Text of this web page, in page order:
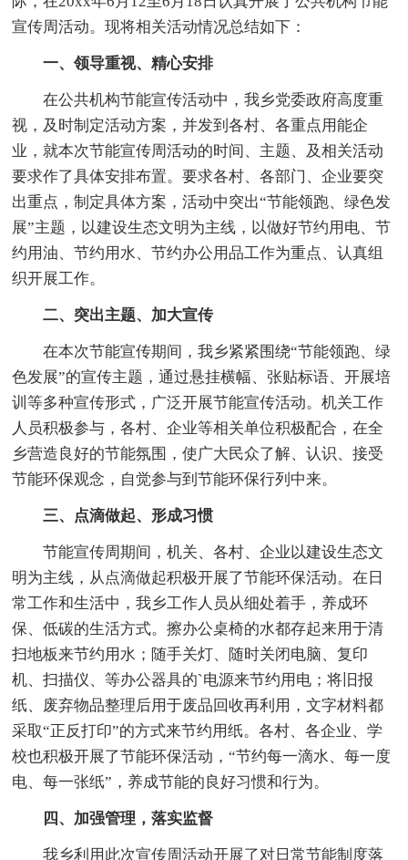
宣传周活动。现将相关活动情况总结如下：
一、领导重视、精心安排
在公共机构节能宣传活动中，我乡党委政府高度重
视，及时制定活动方案，并发到各村、各重点用能企
业，就本次节能宣传周活动的时间、主题、及相关活动
要求作了具体安排布置。要求各村、各部门、企业要突
出重点，制定具体方案，活动中突出“节能领跑、绿色发
展”主题，以建设生态文明为主线，以做好节约用电、节
约用油、节约用水、节约办公用品工作为重点、认真组
织开展工作。
二、突出主题、加大宣传
在本次节能宣传期间，我乡紧紧围绕“节能领跑、绿
色发展”的宣传主题，通过悬挂横幅、张贴标语、开展培
训等多种宣传形式，广泛开展节能宣传活动。机关工作
人员积极参与，各村、企业等相关单位积极配合，在全
乡营造良好的节能氛围，使广大民众了解、认识、接受
节能环保观念，自觉参与到节能环保行列中来。
三、点滴做起、形成习惯
节能宣传周期间，机关、各村、企业以建设生态文
明为主线，从点滴做起积极开展了节能环保活动。在日
常工作和生活中，我乡工作人员从细处着手，养成环
保、低碳的生活方式。擦办公桌椅的水都存起来用于清
扫地板来节约用水；随手关灯、随时关闭电脑、复印
机、扫描仪、等办公器具的`电源来节约用电；将旧报
纸、废弃物品整理后用于废品回收再利用，文字材料都
采取“正反打印”的方式来节约用纸。各村、各企业、学
校也积极开展了节能环保活动，“节约每一滴水、每一度
电、每一张纸”，养成节能的良好习惯和行为。
四、加强管理，落实监督
我乡利用此次宣传周活动开展了对日常节能制度落